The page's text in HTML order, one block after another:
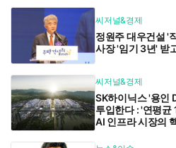
씨저널&경제
정원주 대우건설 '
사장 '임기 3년' 받
씨저널&경제
SK하이닉스 '용인
투입한다 : '연평균
AI 인프라 시장의